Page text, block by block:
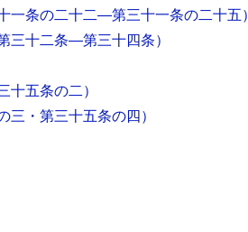
一条の二十二―第三十一条の二十五）
第三十二条―第三十四条）
十五条の二）
三・第三十五条の四）